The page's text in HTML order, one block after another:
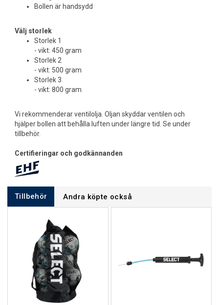
Bollen är handsydd
Välj storlek
Storlek 1
- vikt: 450 gram
Storlek 2
- vikt: 500 gram
Storlek 3
- vikt: 800 gram
Vi rekommenderar ventilolja. Oljan skyddar ventilen och
hjälper bollen att behålla luften under längre tid. Se under
tillbehör.
Certifieringar och godkännanden
Tillbehör Andra köpte också